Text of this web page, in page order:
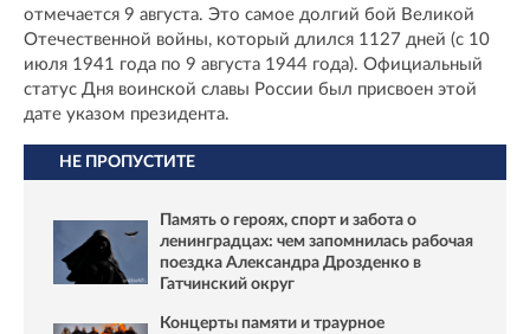
отмечается 9 августа. Это самое долгий бой Великой
Отечественной войны, который длился 1127 дней (с 10
июля 1941 года по 9 августа 1944 года). Официальный
статус Дня воинской славы России был присвоен этой
дате указом президента.
НЕ ПРОПУСТИТЕ
Память о героях, спорт и забота о
ленинградцах: чем запомнилась рабочая
поездка Александра Дрозденко в
Гатчинский округ
Концерты памяти и траурное